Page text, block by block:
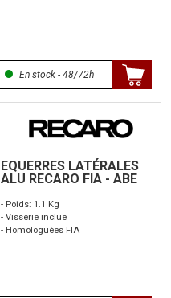
En stock - 48/72h
EQUERRES LATÉRALES
ALU RECARO FIA - ABE
- Poids: 1.1 Kg
- Visserie inclue
- Homologuées FIA